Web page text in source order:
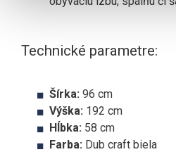
Technické parametre:
Šírka: 96 cm
Výška: 192 cm
Hĺbka: 58 cm
Farba: Dub craft biela